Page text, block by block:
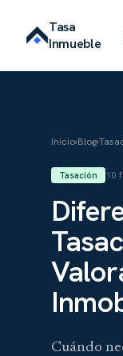
Tasa
Inmueble
Inicio›Blog›
Tasación 10
Cuándo